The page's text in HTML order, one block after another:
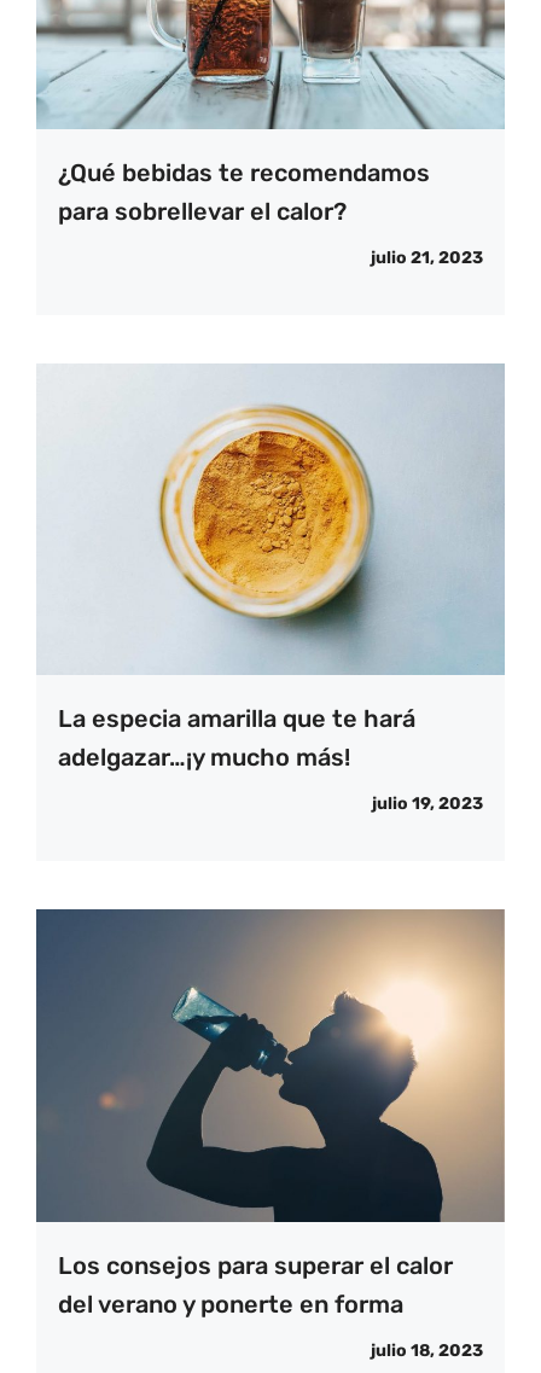
¿Qué bebidas te recomendamos
para sobrellevar el calor?
julio 21, 2023
La especia amarilla que te hará
adelgazar…¡y mucho más!
julio 19, 2023
Los consejos para superar el calor
del verano y ponerte en forma
julio 18, 2023